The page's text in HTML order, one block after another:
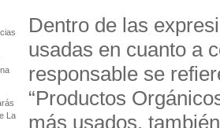
La
Dentro de las
usadas en cuanto a
responsable se
“Productos
más usados,